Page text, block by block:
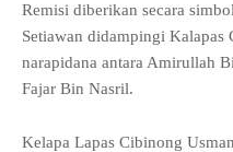
Remisi diberikan secara
Setiawan didampingi
narapidana antara Amirullah
Fajar Bin Nasril.
Kelapa Lapas Cibinong